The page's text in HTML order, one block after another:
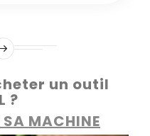
un outil
?
SA MACHINE